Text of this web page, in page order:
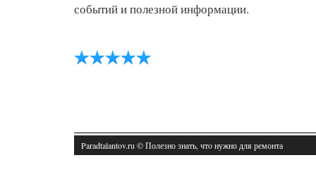
событий и полезной информации.
Paradtalantov.ru © Полезно знать, чтο нужно для ремонта